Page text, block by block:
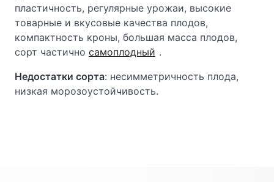
пластичность, регулярные урожаи, высокие
товарные и вкусовые качества плодов,
компактность кроны, большая масса плодов,
сорт частично самоплодный .
Недостатки сорта: несимметричность плода,
низкая морозоустойчивость.